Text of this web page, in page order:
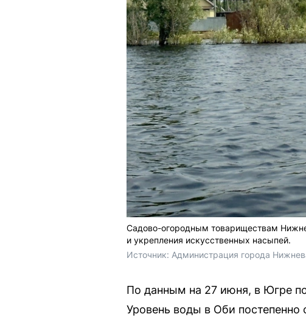
Садово-огородным товариществам
и укрепления искусственных насыпей.
Источник: Администрация города
По данным на 27 июня, в Югре
Уровень воды в Оби постепенно